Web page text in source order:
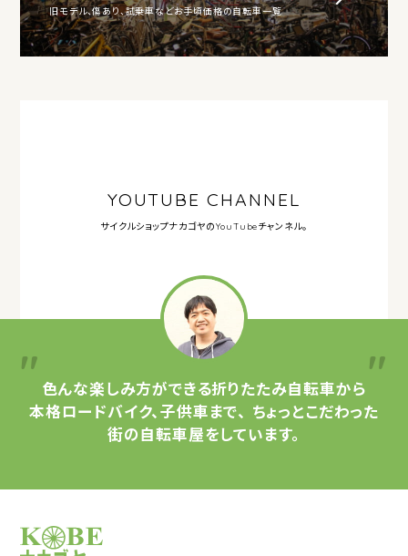
旧モデル、傷あり、試乗車などお手頃価格の自転車一覧
YOUTUBE CHANNEL
サイクルショップナカゴヤのYouTubeチャンネル。
色んな楽しみ方ができる折りたたみ自転車から
本格ロードバイク、子供車まで、 ちょっとこだわった
街の自転車屋をしています。
サイクルショップナカゴヤ